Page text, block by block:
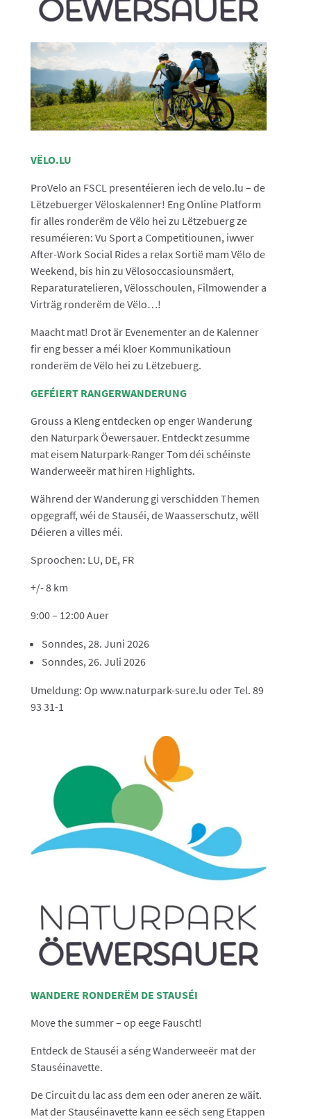
VËLO.LU
ProVelo an FSCL presentéieren iech de velo.lu – de
Lëtzebuerger Vëloskalenner! Eng Online Platform
fir alles ronderëm de Vëlo hei zu Lëtzebuerg ze
resuméieren: Vu Sport a Competitiounen, iwwer
After-Work Social Rides a relax Sortië mam Vëlo de
Weekend, bis hin zu Vëlosoccasiounsmäert,
Reparaturatelieren, Vëlosschoulen, Filmowender a
Virträg ronderëm de Vëlo…!
Maacht mat! Drot är Evenementer an de Kalenner
fir eng besser a méi kloer Kommunikatioun
ronderëm de Vëlo hei zu Lëtzebuerg.
GEFÉIERT RANGERWANDERUNG
Grouss a Kleng entdecken op enger Wanderung
den Naturpark Öewersauer. Entdeckt zesumme
mat eisem Naturpark-Ranger Tom déi schéinste
Wanderweeër mat hiren Highlights.
Während der Wanderung gi verschidden Themen
opgegraff, wéi de Stauséi, de Waasserschutz, wëll
Déieren a villes méi.
Sproochen: LU, DE, FR
+/- 8 km
9:00 – 12:00 Auer
Sonndes, 28. Juni 2026
Sonndes, 26. Juli 2026
Umeldung: Op www.naturpark-sure.lu oder Tel. 89
93 31-1
WANDERE RONDERËM DE STAUSÉI
Move the summer – op eege Fauscht!
Entdeck de Stauséi a séng Wanderweeër mat der
Stauséinavette.
De Circuit du lac ass dem een oder aneren ze wäit.
Mat der Stauséinavette kann ee sëch seng Etappen